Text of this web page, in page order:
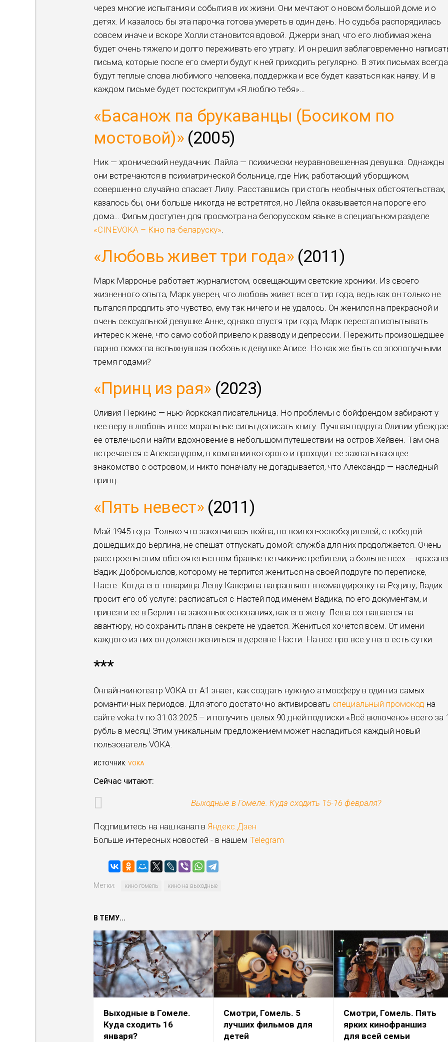
через многие испытания и события в их жизни. Они мечтают о новом большой доме и о
детях. И казалось бы эта парочка готова умереть в один день. Но судьба распорядилась
совсем иначе и вскоре Холли становится вдовой. Джерри знал, что его любимая жена
будет очень тяжело и долго переживать его утрату. И он решил заблаговременно
письма, которые после его смерти будут к ней приходить регулярно. В этих письмах всегда
будут теплые слова любимого человека, поддержка и все будет казаться как наяву. И в
каждом письме будет постскриптум «Я люблю тебя»…
«Басанож па брукаванцы (Босиком по
мостовой)» (2005)
Ник — хронический неудачник. Лайла — психически неуравновешенная девушка. Однажды
они встречаются в психиатрической больнице, где Ник, работающий уборщиком,
совершенно случайно спасает Лилу. Расставшись при столь необычных обстоятельствах,
казалось бы, они больше никогда не встретятся, но Лейла оказывается на пороге его
дома… Фильм доступен для просмотра на белорусском языке в специальном разделе
«CINEVOKA – Кіно па-беларуску»
«Любовь живет три года»(2011)
Марк Марронье работает журналистом, освещающим светские хроники. Из своего
жизненного опыта, Марк уверен, что любовь живет всего тир года, ведь как он только не
пытался продлить это чувство, ему так ничего и не удалось. Он женился на прекрасной и
очень сексуальной девушке Анне, однако спустя три года, Марк перестал испытывать
интерес к жене, что само собой привело к разводу и депрессии. Пережить произошедшее
парню помогла вспыхнувшая любовь к девушке Алисе. Но как же быть со злополучными
тремя годами?
«Принц из рая» (2023)
Оливия Перкинс — нью-йоркская писательница. Но проблемы с бойфрендом забирают у
нее веру в любовь и все моральные силы дописать книгу. Лучшая подруга Оливии
ее отвлечься и найти вдохновение в небольшом путешествии на остров Хейвен. Там она
встречается с Александром, в компании которого и проходит ее захватывающее
знакомство с островом, и никто поначалу не догадывается, что Александр — наследный
принц.
«Пять невест»(2011)
Май 1945 года. Только что закончилась война, но воинов-освободителей, с победой
дошедших до Берлина, не спешат отпускать домой: служба для них продолжается. Очень
расстроены этим обстоятельством бравые летчики-истребители, а больше всех —
Вадик Добромыслов, которому не терпится жениться на своей подруге по переписке,
Насте. Когда его товарища Лешу Каверина направляют в командировку на Родину, Вадик
просит его об услуге: расписаться с Настей под именем Вадика, по его документам, и
привезти ее в Берлин на законных основаниях, как его жену. Леша соглашается на
авантюру, но сохранить план в секрете не удается. Жениться хочется всем. От имени
каждого из них он должен жениться в деревне Насти. На все про все у него есть сутки.
***
Онлайн-кинотеатр VOKA от А1 знает, как создать нужную атмосферу в один из самых
романтичных периодов. Для этого достаточно активировать специальный промокод на
сайте voka.tv по 31.03.2025 – и получить целых 90 дней подписки «Всё включено» всего за
рубль в месяц! Этим уникальным предложением может насладиться каждый новый
пользователь VOKA.
ИСТОЧНИК: VOKA
Сейчас читают:
Выходные в Гомеле. Куда сходить 15-16 февраля?
Подпишитесь на наш канал в Яндекс.Дзен
Больше интересных новостей - в нашем Telegram
Метки: кино гомель кино на выходные
В ТЕМУ...
Выходные в Гомеле.
Куда сходить 16
января?
Смотри, Гомель. 5
лучших фильмов для
детей
Смотри, Гомель. Пять
ярких кинофраншиз
для всей семьи